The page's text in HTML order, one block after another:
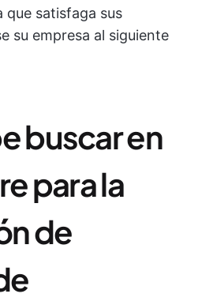
satisfaga sus
su empresa al siguiente
buscar en
para la
de